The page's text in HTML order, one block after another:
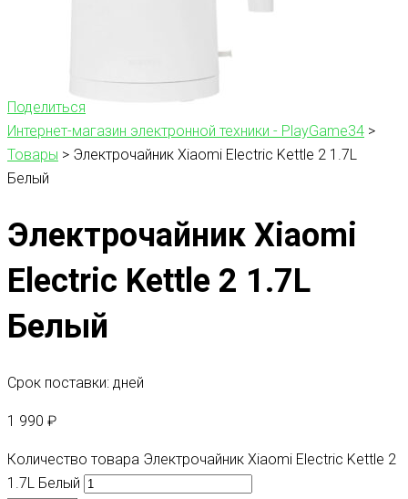
Поделиться
Интернет-магазин электронной техники - PlayGame34 >
Товары > Электрочайник Xiaomi Electric Kettle 2 1.7L
Белый
Электрочайник Xiaomi
Electric Kettle 2 1.7L
Белый
Срок поставки: дней
1 990 ₽
Количество товара Электрочайник Xiaomi Electric Kettle 2
1.7L Белый